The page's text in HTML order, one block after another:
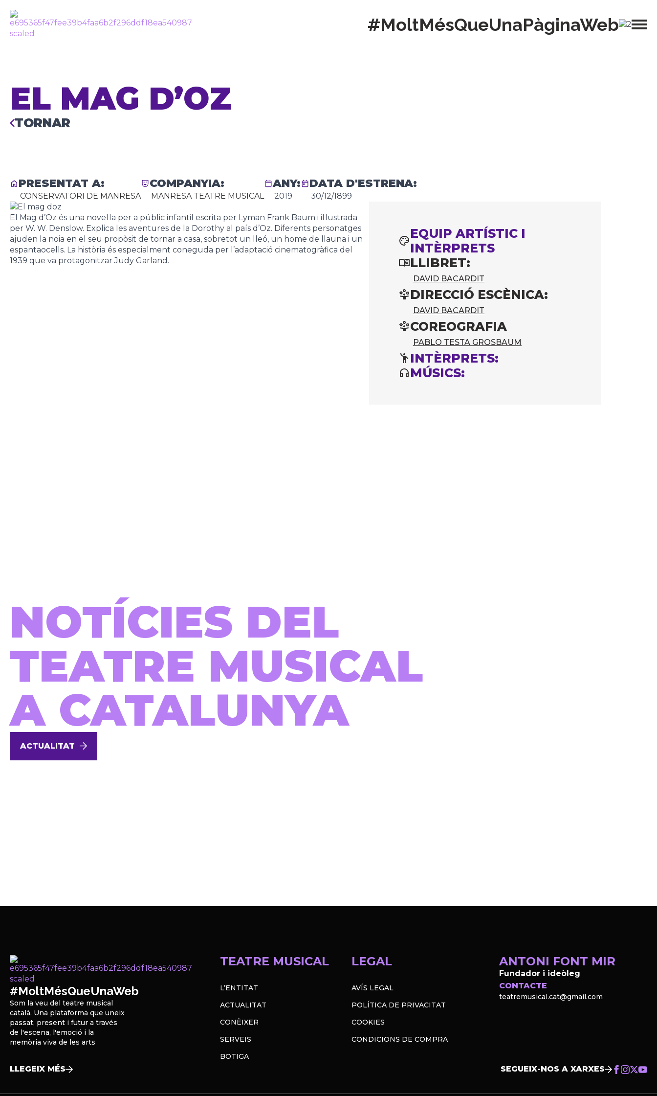
#MoltMésQueUnaPàginaWeb
EL MAG D’OZ
TORNAR
PRESENTAT A:
CONSERVATORI DE MANRESA
COMPANYIA:
MANRESA TEATRE MUSICAL
ANY:
2019
DATA D'ESTRENA:
30/12/1899
El Mag d’Oz és una novel·la per a públic infantil escrita per Lyman Frank Baum i il·lustrada
per W. W. Denslow. Explica les aventures de la Dorothy al país d’Oz. Diferents personatges
ajuden la noia en el seu propòsit de tornar a casa, sobretot un lleó, un home de llauna i un
espantaocells. La història és especialment coneguda per l’adaptació cinematogràfica del
1939 que va protagonitzar Judy Garland.
EQUIP ARTÍSTIC I
INTÈRPRETS
LLIBRET:
DAVID BACARDIT
DIRECCIÓ ESCÈNICA:
DAVID BACARDIT
COREOGRAFIA
PABLO TESTA GROSBAUM
INTÈRPRETS:
MÚSICS:
NOTÍCIES DEL
TEATRE MUSICAL
A CATALUNYA
ACTUALITAT
#MoltMésQueUnaWeb
Som la veu del teatre musical
català. Una plataforma que uneix
passat, present i futur a través
de l'escena, l'emoció i la
memòria viva de les arts
TEATRE MUSICAL
L’ENTITAT
ACTUALITAT
CONÈIXER
SERVEIS
BOTIGA
LEGAL
AVÍS LEGAL
POLÍTICA DE PRIVACITAT
COOKIES
CONDICIONS DE COMPRA
ANTONI FONT MIR
Fundador i ideòleg
CONTACTE
teatremusical.cat@gmail.com
LLEGEIX MÉS SEGUEIX-NOS A XARXES